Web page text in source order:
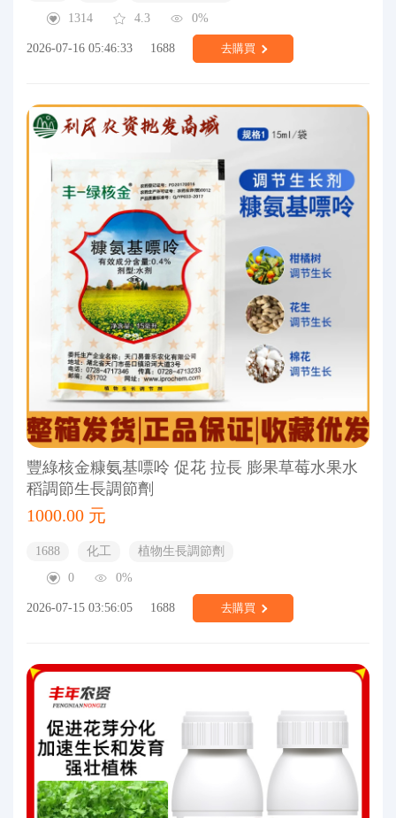
1314
4.3 0%
2026-07-16 05:46:33 1688 去購買
豐綠核金糠氨基嘌呤 促花 拉長 膨果草莓水果水
稻調節生長調節劑
1000.00 元
1688 化工
植物生長調節劑
0
0%
2026-07-15 03:56:05 1688 去購買